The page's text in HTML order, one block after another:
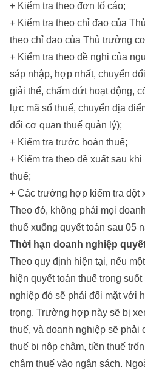
+ Kiểm tra theo đơn tố cáo;
+ Kiểm tra theo chỉ đạo của
theo chỉ đạo của Thủ trưởng
+ Kiểm tra theo đề nghị của
sáp nhập, hợp nhất, chuyển
giải thể, chấm dứt hoạt động,
lực mã số thuế, chuyển địa
đổi cơ quan thuế quản lý);
+ Kiểm tra trước hoàn thuế;
+ Kiểm tra theo đề xuất sau
thuế;
+ Các trường hợp kiểm tra đột
Theo đó, không phải mọi
thuế xuống quyết toán sau 05
Thời hạn doanh nghiệp
Theo quy định hiện tại, nếu
hiện quyết toán thuế trong
nghiệp đó sẽ phải đối mặt với
trọng. Trường hợp này sẽ bị
thuế, và doanh nghiệp sẽ phải
thuế bị nộp chậm, tiền thuế
chậm thuế vào ngân sách.